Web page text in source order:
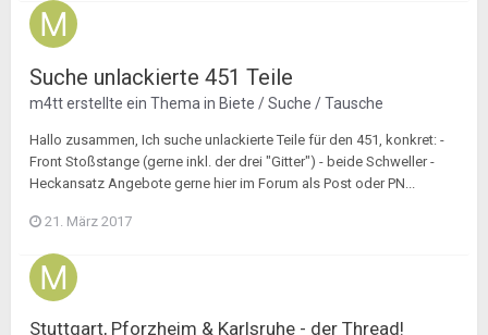
Suche unlackierte 451 Teile
m4tterstellte ein Thema in Biete / Suche / Tausche
Hallo zusammen, Ich suche unlackierte Teile für den 451, konkret: -
Front Stoßstange (gerne inkl. der drei "Gitter") - beide Schweller -
Heckansatz Angebote gerne hier im Forum als Post oder PN...
21. März 2017
Stuttgart, Pforzheim & Karlsruhe - der Thread!